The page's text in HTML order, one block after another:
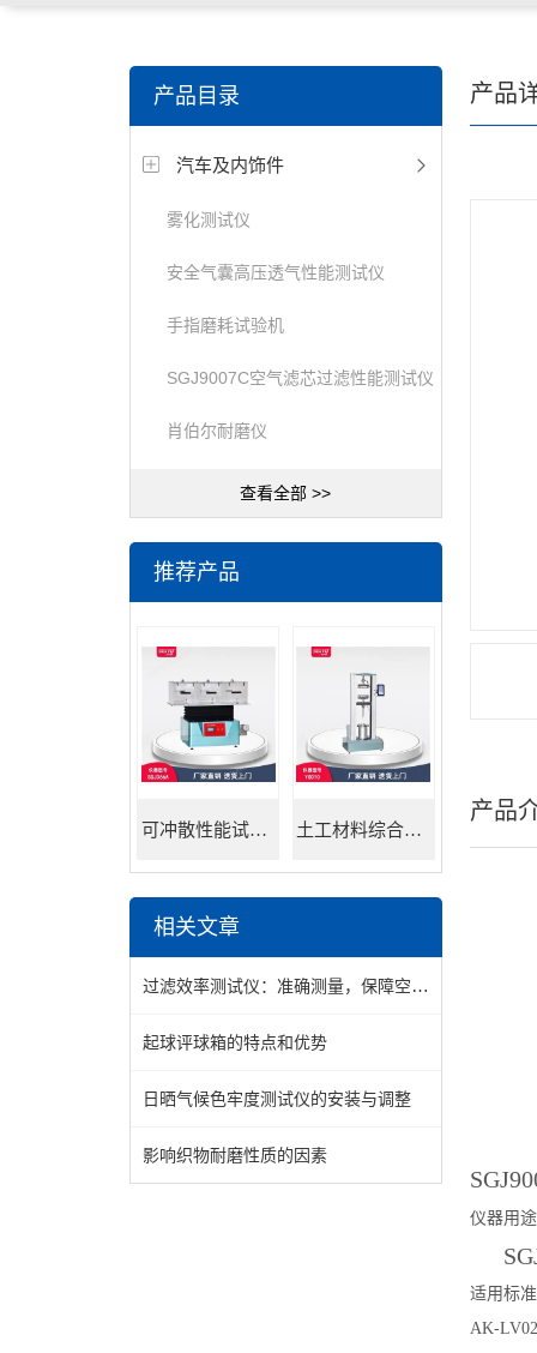
电缆，包装材料，箱包等行业
产品目录
汽车及内饰件
雾化测试仪
安全气囊高压透气性能测试仪
手指磨耗试验机
SGJ9007C空气滤芯过滤性能测试仪
肖伯尔耐磨仪
查看全部 >>
推荐产品
可冲散性能试验机 土工材料综合试验机
相关文章
过滤效率测试仪：准确测量，保障空气质量
起球评球箱的特点和优势
日晒气候色牢度测试仪的安装与调整
影响织物耐磨性质的因素
产品
产品
仪器用
适用标
AK-